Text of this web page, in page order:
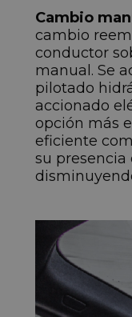
Cambio
cambio
conductor
manual. Se
pilotado
accionado
opción más
eficiente
su presencia